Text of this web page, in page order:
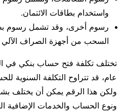
واستخدام بطاقات الائتمان.
رسوم أخرى، وقد تشمل رسوم
السحب من أجهزة الصراف الآلي
تختلف تكلفة فتح حساب بنكي في
ولكن هذا الرقم يمكن أن يختلف
ونوع الحساب والخدمات الإضافية